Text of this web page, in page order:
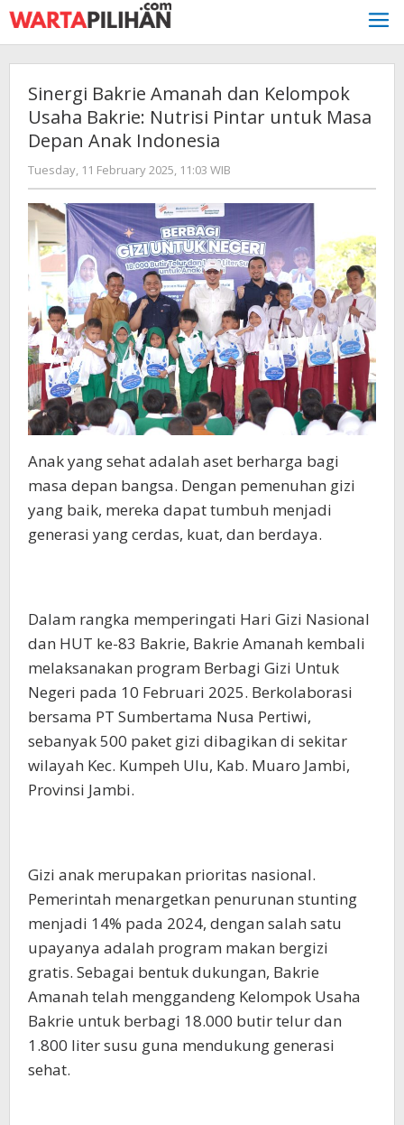
Skip
to
content
Sinergi Bakrie Amanah dan Kelompok
Usaha Bakrie: Nutrisi Pintar untuk Masa
Depan Anak Indonesia
Tuesday, 11 February 2025, 11:03 WIB
Adi
Prawiranegara
Anak yang sehat adalah aset berharga bagi
masa depan bangsa. Dengan pemenuhan gizi
yang baik, mereka dapat tumbuh menjadi
generasi yang cerdas, kuat, dan berdaya.
Dalam rangka memperingati Hari Gizi Nasional
dan HUT ke-83 Bakrie, Bakrie Amanah kembali
melaksanakan program Berbagi Gizi Untuk
Negeri pada 10 Februari 2025. Berkolaborasi
bersama PT Sumbertama Nusa Pertiwi,
sebanyak 500 paket gizi dibagikan di sekitar
wilayah Kec. Kumpeh Ulu, Kab. Muaro Jambi,
Provinsi Jambi.
Gizi anak merupakan prioritas nasional.
Pemerintah menargetkan penurunan stunting
menjadi 14% pada 2024, dengan salah satu
upayanya adalah program makan bergizi
gratis. Sebagai bentuk dukungan, Bakrie
Amanah telah menggandeng Kelompok Usaha
Bakrie untuk berbagi 18.000 butir telur dan
1.800 liter susu guna mendukung generasi
sehat.